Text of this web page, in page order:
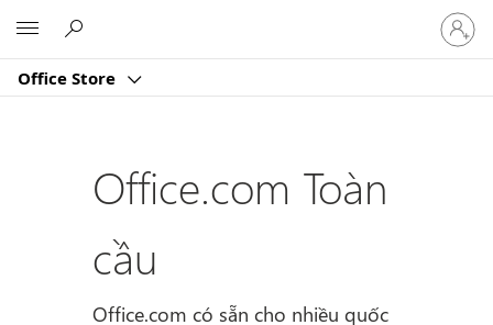
Office Store
Đăng
nhập
tài
của
Office.com Toàn
cầu
Office.com có sẵn cho nhiều quốc